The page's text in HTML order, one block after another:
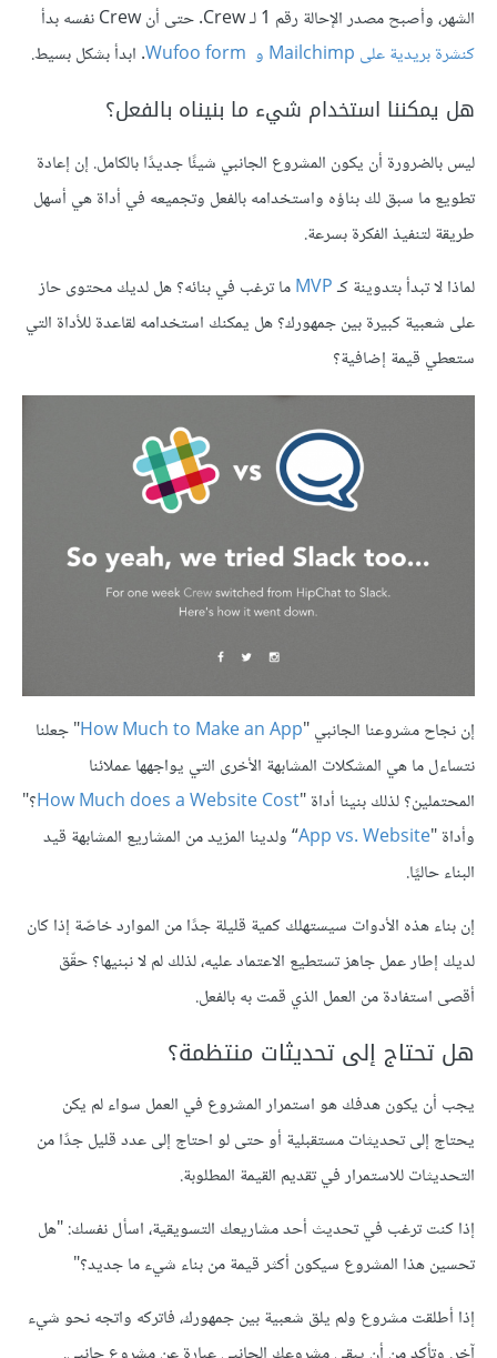
الشهر، وأصبح مصدر الإحالة رقم 1 لـ Crew. حتى أن Crew نفسه بدأ
كنشرة بريدية على Mailchimp و Wufoo form . ابدأ بشكل بسيط.
هل يمكننا استخدام شيء ما بنيناه بالفعل؟
ليس بالضرورة أن يكون المشروع الجانبي شيئًا جديدًا بالكامل. إن إعادة
تطويع ما سبق لك بناؤه واستخدامه بالفعل وتجميعه في أداة هي أسهل
طريقة لتنفيذ الفكرة بسرعة.
لماذا لا تبدأ بتدوينة كـMVPما ترغب في بنائه؟ هل لديك محتوى حاز
على شعبية كبيرة بين جمهورك؟ هل يمكنك استخدامه لقاعدة للأداة التي
ستعطي قيمة إضافية؟
إن نجاح مشروعنا الجانبي "How Much to Make an App" جعلنا
نتساءل ما هي المشكلات المشابهة الأخرى التي يواجهها عملائنا
المحتملين؟ لذلك بنينا أداة "How Much does a Website Cost؟"
وأداة "App vs. Website“ ولدينا المزيد من المشاريع المشابهة قيد
البناء حاليًا.
إن بناء هذه الأدوات سيستهلك كمية قليلة جدًا من الموارد خاصّة إذا كان
لديك إطار عمل جاهز تستطيع الاعتماد عليه، لذلك لم لا نبنيها؟ حقّق
أقصى استفادة من العمل الذي قمت به بالفعل.
هل تحتاج إلى تحديثات منتظمة؟
يجب أن يكون هدفك هو استمرار المشروع في العمل سواء لم يكن
يحتاج إلى تحديثات مستقبلية أو حتى لو احتاج إلى عدد قليل جدًا من
التحديثات للاستمرار في تقديم القيمة المطلوبة.
إذا كنت ترغب في تحديث أحد مشاريعك التسويقية، اسأل نفسك: "هل
تحسين هذا المشروع سيكون أكثر قيمة من بناء شيء ما جديد؟"
إذا أطلقت مشروع ولم يلق شعبية بين جمهورك، فاتركه واتجه نحو شيء